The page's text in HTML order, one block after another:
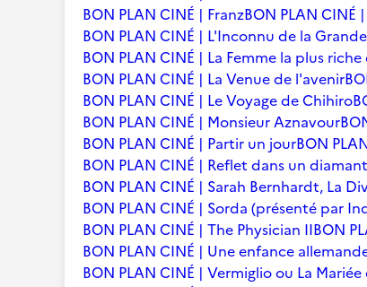
BON PLAN CINÉ | FranzBON PLAN CINÉ
BON PLAN CINÉ | L'Inconnu de la
BON PLAN CINÉ | La Femme la plus
BON PLAN CINÉ | La Venue de l'avenir
BON PLAN CINÉ | Le Voyage de Chihiro
BON PLAN CINÉ | Monsieur Aznavour
BON PLAN CINÉ | Partir un jourBON
BON PLAN CINÉ | Reflet dans un
BON PLAN CINÉ | Sarah Bernhardt, La
BON PLAN CINÉ | Sorda (présenté par
BON PLAN CINÉ | The Physician IIBON
BON PLAN CINÉ | Une enfance
BON PLAN CINÉ | Vermiglio ou La